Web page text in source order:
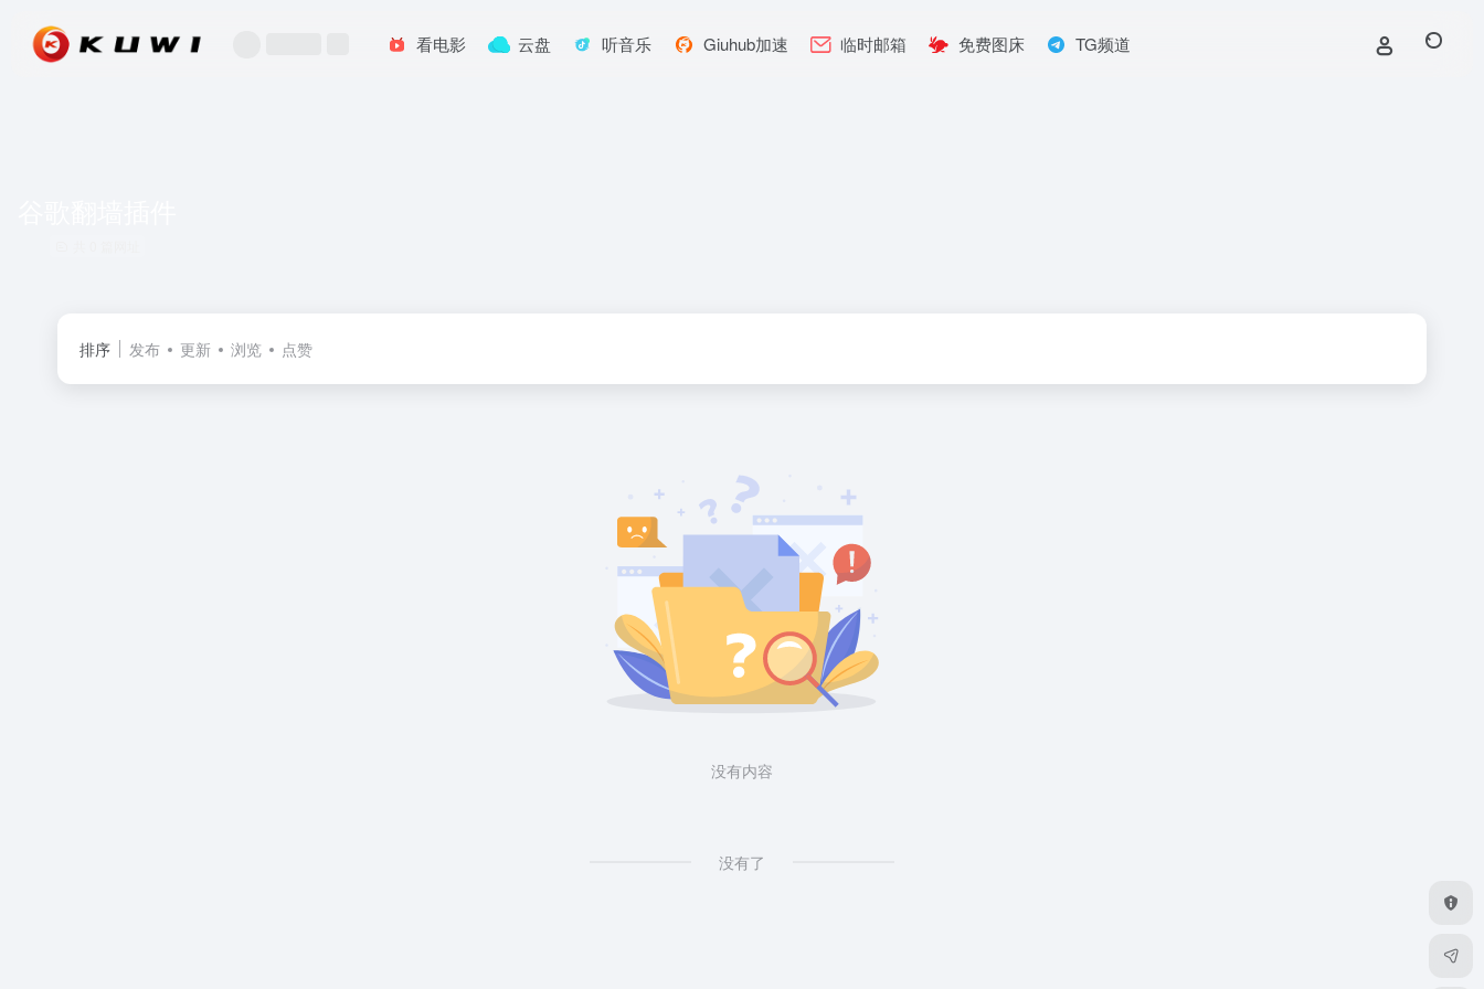
看电影 云盘 听音乐 Giuhub加速 临时邮箱 免费图床 TG频道
排序 发布 更新 浏览 点赞
没有内容
没有了